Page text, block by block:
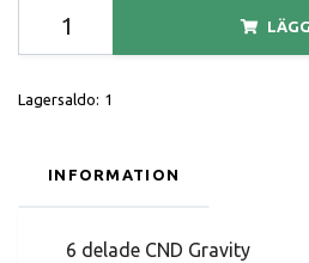
Lagersaldo: 1
INFORMATION
6 delade CND Gravity